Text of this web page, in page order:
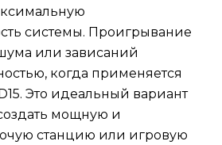
системы. Проигрывание
или зависаний
когда применяется
Это идеальный вариант
мощную и
станцию или игровую